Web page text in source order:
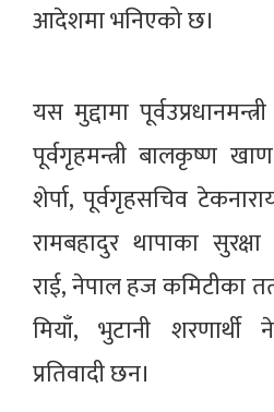
आदेशमा भनिएको छ।
यस मुद्दामा
पूर्वगृहमन्त्री बालकृष्ण
शेर्पा, पूर्वगृहसचिव
रामबहादुर थापाका
राई, नेपाल हज कमिटीका
मियाँ, भुटानी
प्रतिवादी छन।